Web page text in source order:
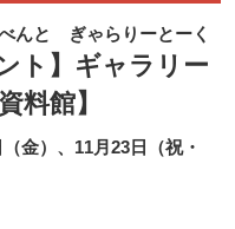
んと ぎゃらりーとーく
ト】ギャラリー
料館】
金）、11月23日（祝・